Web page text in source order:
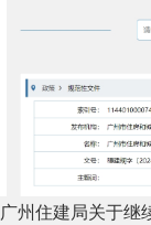
广州住建局关于继